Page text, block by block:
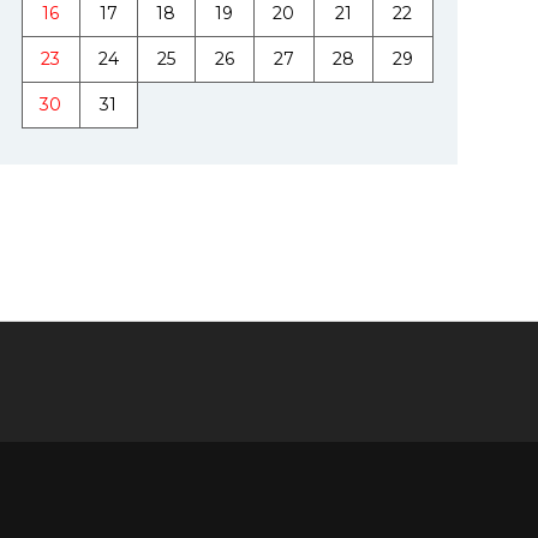
16 17 18 19 20 21 22
23 24 25 26 27 28 29
30 31